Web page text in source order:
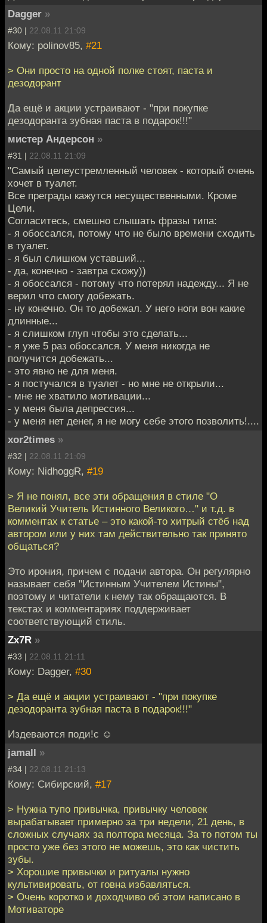
Dagger »
#30 | 22.08.11 21:09
Кому: polinov85, #21
> Они просто на одной полке стоят, паста и
дезодорант
Да ещё и акции устраивают - "при покупке
дезодоранта зубная паста в подарок!!!"
мистер Андерсон »
#31 | 22.08.11 21:09
"Самый целеустремленный человек - который очень
хочет в туалет.
Все преграды кажутся несущественными. Кроме
Цели.
Согласитесь, смешно слышать фразы типа:
- я обоссался, потому что не было времени сходить
в туалет.
- я был слишком уставший...
- да, конечно - завтра схожу))
- я обоссался - потому что потерял надежду... Я не
верил что смогу добежать.
- ну конечно. Он то добежал. У него ноги вон какие
длинные...
- я слишком глуп чтобы это сделать...
- я уже 5 раз обоссался. У меня никогда не
получится добежать...
- это явно не для меня.
- я постучался в туалет - но мне не открыли...
- мне не хватило мотивации...
- у меня была депрессия...
- у меня нет денег, я не могу себе этого позволить!....
xor2times »
#32 | 22.08.11 21:09
Кому: NidhoggR, #19
> Я не понял, все эти обращения в стиле "О
Великий Учитель Истинного Великого…" и т.д. в
комментах к статье – это какой-то хитрый стёб над
автором или у них там действительно так принято
общаться?
Это ирония, причем с подачи автора. Он регулярно
называет себя "Истинным Учителем Истины",
поэтому и читатели к нему так обращаются. В
текстах и комментариях поддерживает
соответствующий стиль.
Zx7R »
#33 | 22.08.11 21:11
Кому: Dagger, #30
> Да ещё и акции устраивают - "при покупке
дезодоранта зубная паста в подарок!!!"
Издеваются поди!с ☺
jamall »
#34 | 22.08.11 21:13
Кому: Сибирский, #17
> Нужна тупо привычка, привычку человек
вырабатывает примерно за три недели, 21 день, в
сложных случаях за полтора месяца. За то потом ты
просто уже без этого не можешь, это как чистить
зубы.
> Хорошие привычки и ритуалы нужно
культивировать, от говна избавляться.
> Очень коротко и доходчиво об этом написано в
Мотиваторе